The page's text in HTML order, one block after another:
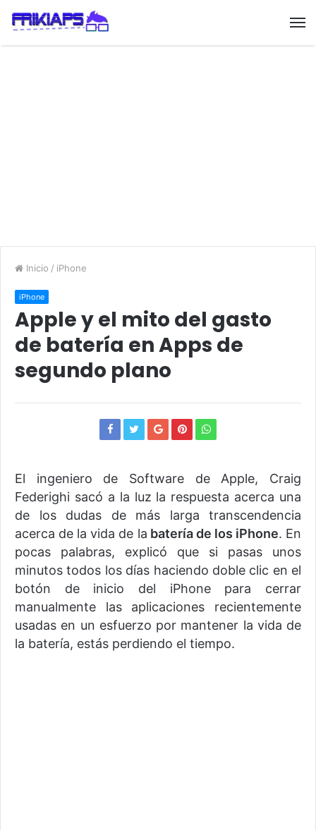
Inicio / iPhone
iPhone
Apple y el mito del gasto
de batería en Apps de
segundo plano
El ingeniero de Software de Apple, Craig
Federighi sacó a la luz la respuesta acerca una
de los dudas de más larga transcendencia
acerca de la vida de la batería de los iPhone. En
pocas palabras, explicó que si pasas unos
minutos todos los días haciendo doble clic en el
botón de inicio del iPhone para cerrar
manualmente las aplicaciones recientemente
usadas en un esfuerzo por mantener la vida de
la batería, estás perdiendo el tiempo.